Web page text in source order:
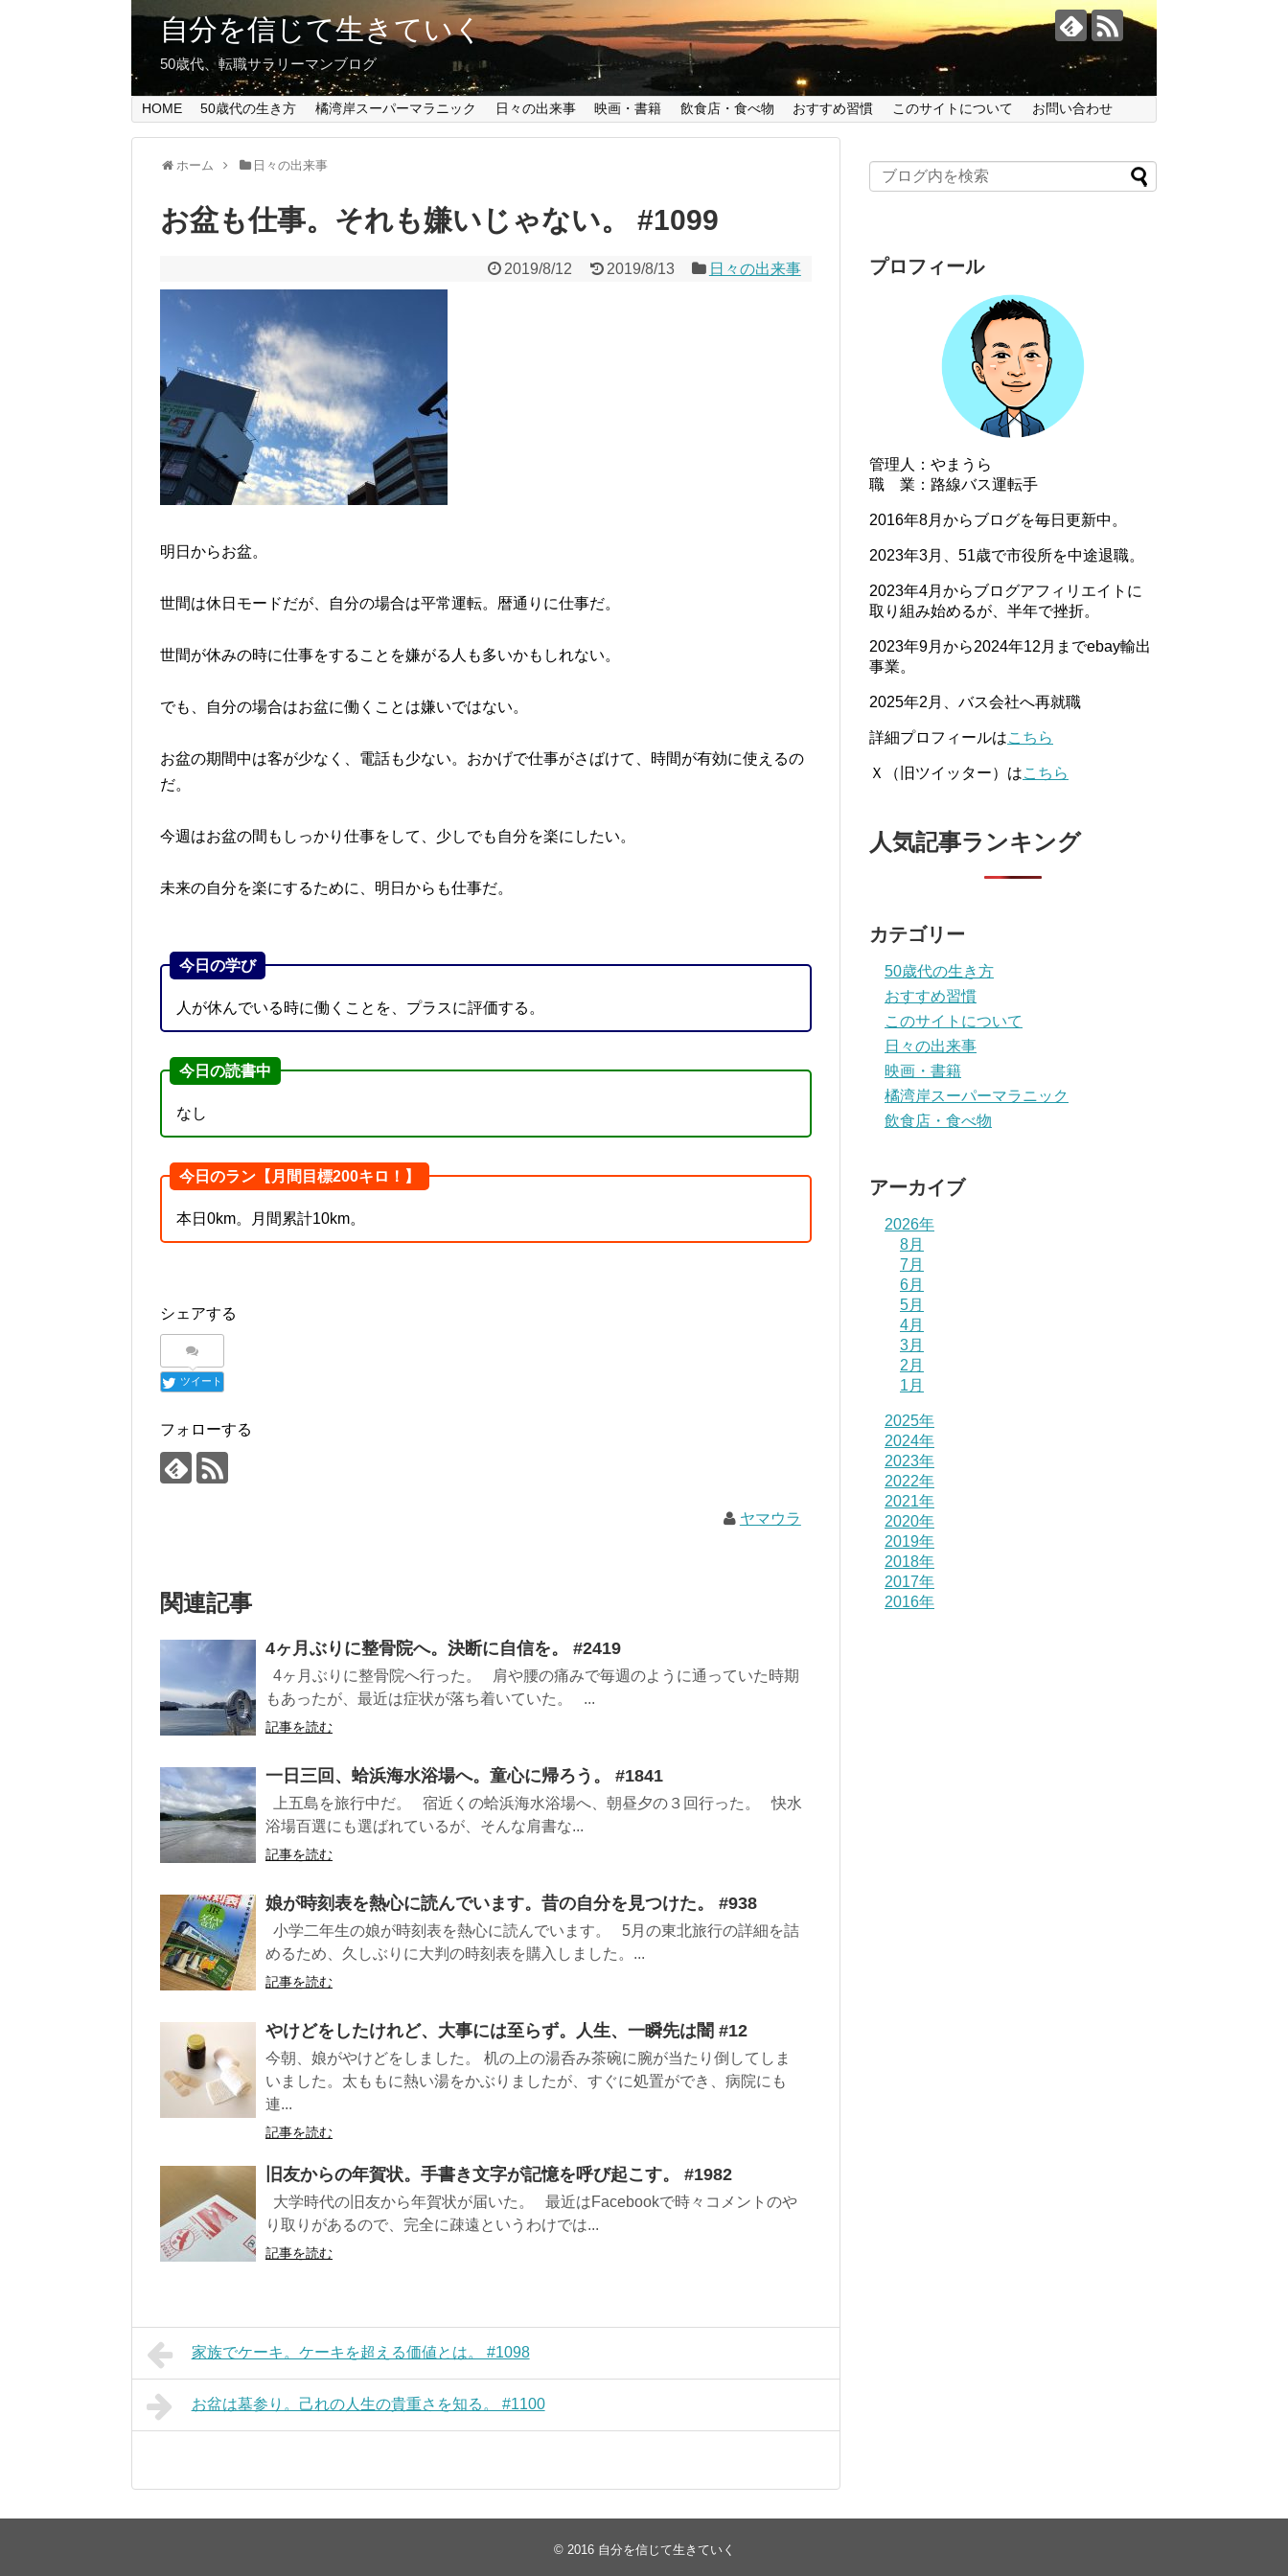
自分を信じて生きていく
50歳代、転職サラリーマンブログ
HOME 50歳代の生き方 橘湾岸スーパーマラニック 日々の出来事 映画・書籍 飲食店・食べ物 おすすめ習慣 このサイトについて お問い合わせ
ホーム 日々の出来事
お盆も仕事。それも嫌いじゃない。 #1099
2019/8/12 2019/8/13 日々の出来事
明日からお盆。
世間は休日モードだが、自分の場合は平常運転。暦通りに仕事だ。
世間が休みの時に仕事をすることを嫌がる人も多いかもしれない。
でも、自分の場合はお盆に働くことは嫌いではない。
お盆の期間中は客が少なく、電話も少ない。おかげで仕事がさばけて、時間が有効に使えるの
だ。
今週はお盆の間もしっかり仕事をして、少しでも自分を楽にしたい。
未来の自分を楽にするために、明日からも仕事だ。
今日の学び
人が休んでいる時に働くことを、プラスに評価する。
今日の読書中
なし
今日のラン【月間目標200キロ！】
本日0km。月間累計10km。
シェアする
ツイート
フォローする
ヤマウラ
関連記事
4ヶ月ぶりに整骨院へ。決断に自信を。 #2419
4ヶ月ぶりに整骨院へ行った。 肩や腰の痛みで毎週のように通っていた時期
もあったが、最近は症状が落ち着いていた。 ...
記事を読む
一日三回、蛤浜海水浴場へ。童心に帰ろう。 #1841
上五島を旅行中だ。 宿近くの蛤浜海水浴場へ、朝昼夕の３回行った。 快水
浴場百選にも選ばれているが、そんな肩書な...
記事を読む
娘が時刻表を熱心に読んでいます。昔の自分を見つけた。 #938
小学二年生の娘が時刻表を熱心に読んでいます。 5月の東北旅行の詳細を詰
めるため、久しぶりに大判の時刻表を購入しました。...
記事を読む
やけどをしたけれど、大事には至らず。人生、一瞬先は闇 #12
今朝、娘がやけどをしました。 机の上の湯呑み茶碗に腕が当たり倒してしま
いました。太ももに熱い湯をかぶりましたが、すぐに処置ができ、病院にも
連...
記事を読む
旧友からの年賀状。手書き文字が記憶を呼び起こす。 #1982
大学時代の旧友から年賀状が届いた。 最近はFacebookで時々コメントのや
り取りがあるので、完全に疎遠というわけでは...
記事を読む
家族でケーキ。ケーキを超える価値とは。 #1098
お盆は墓参り。己れの人生の貴重さを知る。 #1100
プロフィール
管理人：やまうら
職 業：路線バス運転手
2016年8月からブログを毎日更新中。
2023年3月、51歳で市役所を中途退職。
2023年4月からブログアフィリエイトに
取り組み始めるが、半年で挫折。
2023年9月から2024年12月までebay輸出
事業。
2025年2月、バス会社へ再就職
詳細プロフィールはこちら
Ｘ（旧ツイッター）はこちら
人気記事ランキング
カテゴリー
50歳代の生き方
おすすめ習慣
このサイトについて
日々の出来事
映画・書籍
橘湾岸スーパーマラニック
飲食店・食べ物
アーカイブ
2026年
8月
7月
6月
5月
4月
3月
2月
1月
2025年
2024年
2023年
2022年
2021年
2020年
2019年
2018年
2017年
2016年
© 2016 自分を信じて生きていく